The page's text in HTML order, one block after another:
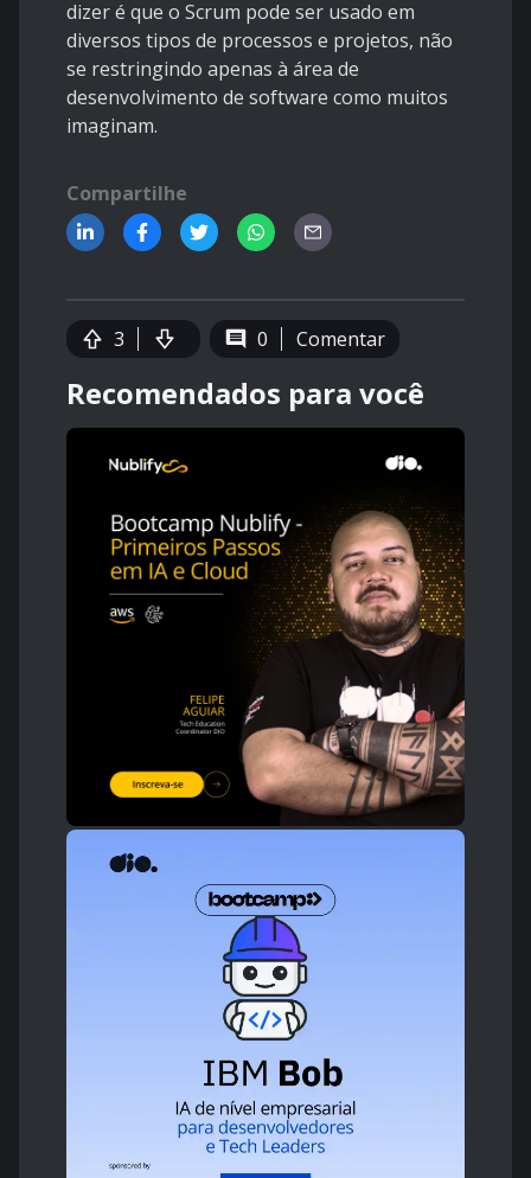
dizer é que o Scrum pode ser usado em
diversos tipos de processos e projetos, não
se restringindo apenas à área de
desenvolvimento de software como muitos
imaginam.
Compartilhe
3 0 Comentar
Recomendados para você